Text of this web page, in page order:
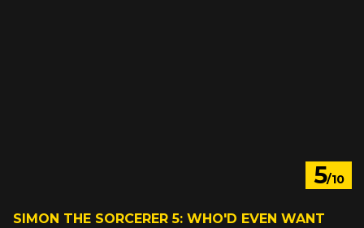
5/10
SIMON THE SORCERER 5: WHO'D EVEN WANT